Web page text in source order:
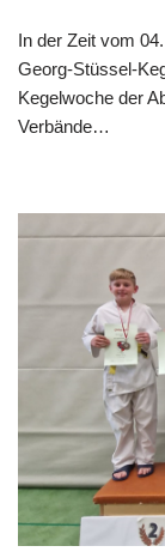
In der Zeit vom
Georg-Stüssel-
Kegelwoche der
Verbände…